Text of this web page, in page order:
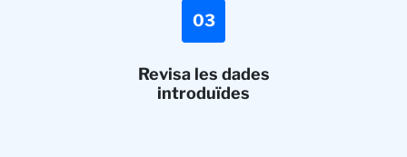
03
Revisa les dades
introduïdes